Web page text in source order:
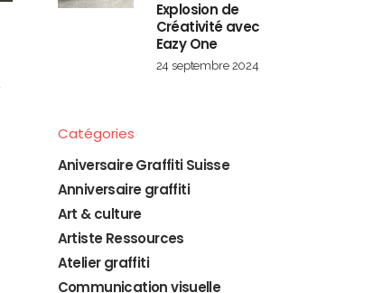
Explosion de
Créativité avec
Eazy One
24 septembre 2024
Catégories
Aniversaire Graffiti Suisse
Anniversaire graffiti
Art & culture
Artiste Ressources
Atelier graffiti
Communication visuelle